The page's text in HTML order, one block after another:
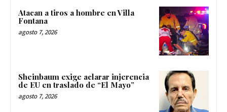
Atacan a tiros a hombre en Villa
Fontana
agosto 7, 2026
Sheinbaum exige aclarar injerencia
de EU en traslado de “El Mayo”
agosto 7, 2026